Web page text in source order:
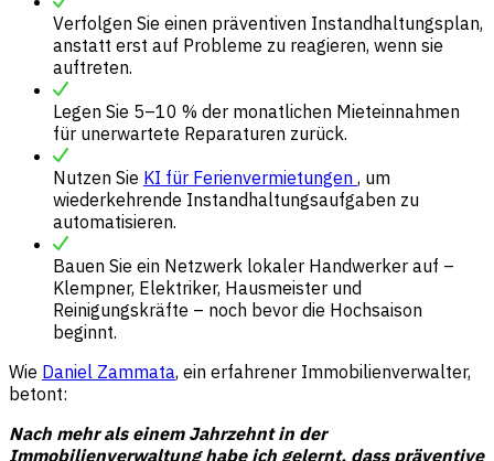
Verfolgen Sie einen präventiven Instandhaltungsplan,
anstatt erst auf Probleme zu reagieren, wenn sie
auftreten.
Legen Sie 5–10 % der monatlichen Mieteinnahmen
für unerwartete Reparaturen zurück.
Nutzen Sie KI für Ferienvermietungen , um
wiederkehrende Instandhaltungsaufgaben zu
automatisieren.
Bauen Sie ein Netzwerk lokaler Handwerker auf –
Klempner, Elektriker, Hausmeister und
Reinigungskräfte – noch bevor die Hochsaison
beginnt.
Wie Daniel Zammata, ein erfahrener Immobilienverwalter,
betont:
Nach mehr als einem Jahrzehnt in der
Immobilienverwaltung habe ich gelernt, dass präventive